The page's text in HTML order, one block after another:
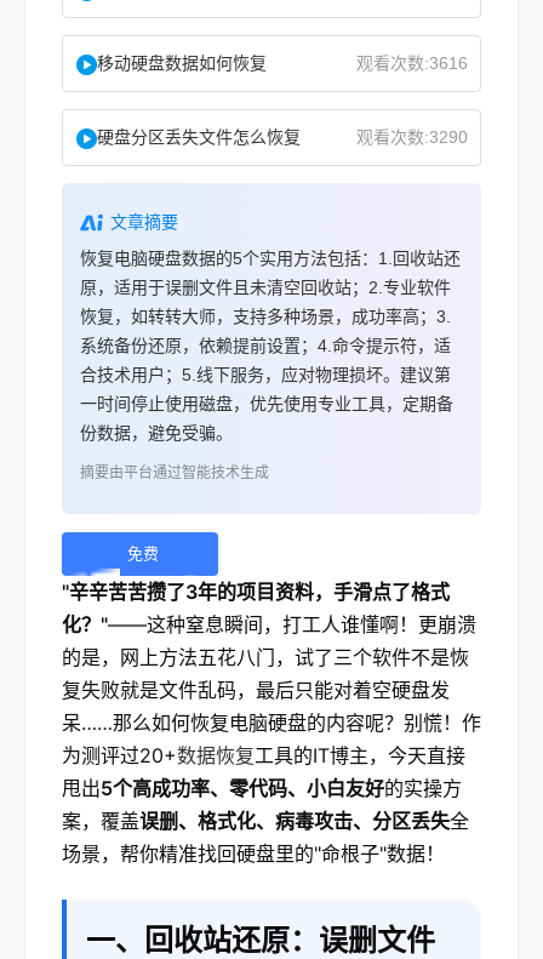
移动硬盘数据如何恢复 观看次数:3616
硬盘分区丢失文件怎么恢复 观看次数:3290
文章摘要
恢复电脑硬盘数据的5个实用方法包括：1.回收站还
原，适用于误删文件且未清空回收站；2.专业软件
恢复，如转转大师，支持多种场景，成功率高；3.
系统备份还原，依赖提前设置；4.命令提示符，适
合技术用户；5.线下服务，应对物理损坏。建议第
一时间停止使用磁盘，优先使用专业工具，定期备
份数据，避免受骗。
摘要由平台通过智能技术生成
免费
下
"辛辛苦苦攒了3年的项目资料，手滑点了格式
化？"——这种窒息瞬间，打工人谁懂啊！更崩溃
的是，网上方法五花八门，试了三个软件不是恢
复失败就是文件乱码，最后只能对着空硬盘发
呆……那么如何恢复电脑硬盘的内容呢？别慌！作
为测评过20+数据恢复工具的IT博主，今天直接
甩出5个高成功率、零代码、小白友好的实操方
案，覆盖误删、格式化、病毒攻击、分区丢失全
场景，帮你精准找回硬盘里的"命根子"数据！
一、回收站还原：误删文件